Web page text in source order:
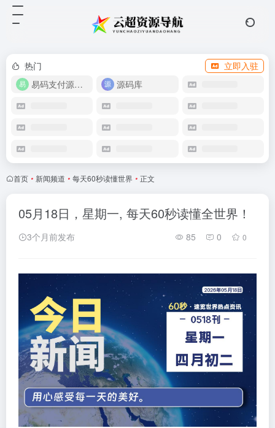
热门
立即入驻
易码支付源码下载
源码库
首页 • 新闻频道 • 每天60秒读懂世界 • 正文
05月18日，星期一, 每天60秒读懂全世界！
3个月前发布 85 0 0